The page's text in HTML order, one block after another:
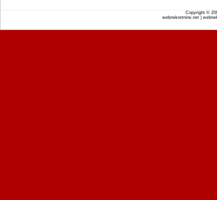
Copyright ©
webnekretnine.net |